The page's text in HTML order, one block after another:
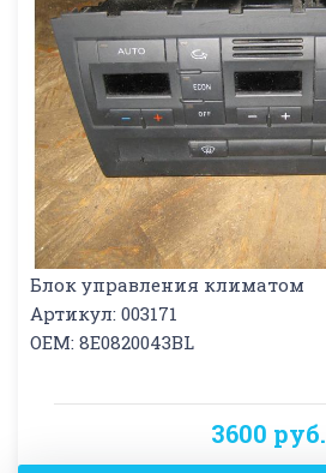
Блок управления климатом
Артикул: 003171
OEM: 8E0820043BL
3600 руб.